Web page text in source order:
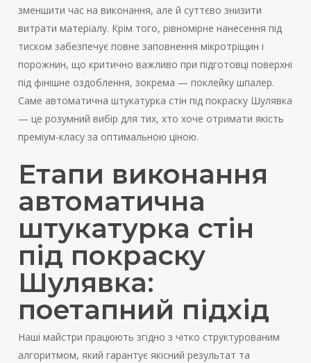
зменшити час на виконання, але й суттєво знизити
витрати матеріалу. Крім того, рівномірне нанесення під
тиском забезпечує повне заповнення мікротріщин і
порожнин, що критично важливо при підготовці поверхні
під фінішне оздоблення, зокрема — поклейку шпалер.
Саме автоматична штукатурка стін під покраску Шулявка
— це розумний вибір для тих, хто хоче отримати якість
преміум-класу за оптимальною ціною.
Етапи виконання
автоматична
штукатурка стін
під покраску
Шулявка:
поетапний підхід
Наші майстри працюють згідно з чітко структурованим
алгоритмом, який гарантує якісний результат та